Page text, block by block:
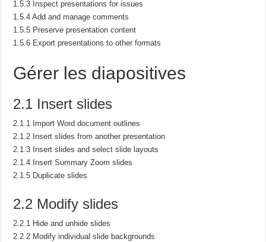
1.5.3 Inspect presentations for issues
1.5.4 Add and manage comments
1.5.5 Preserve presentation content
1.5.6 Export presentations to other formats
Gérer les diapositives
2.1 Insert slides
2.1.1 Import Word document outlines
2.1.2 Insert slides from another presentation
2.1.3 Insert slides and select slide layouts
2.1.4 Insert Summary Zoom slides
2.1.5 Duplicate slides
2.2 Modify slides
2.2.1 Hide and unhide slides
2.2.2 Modify individual slide backgrounds